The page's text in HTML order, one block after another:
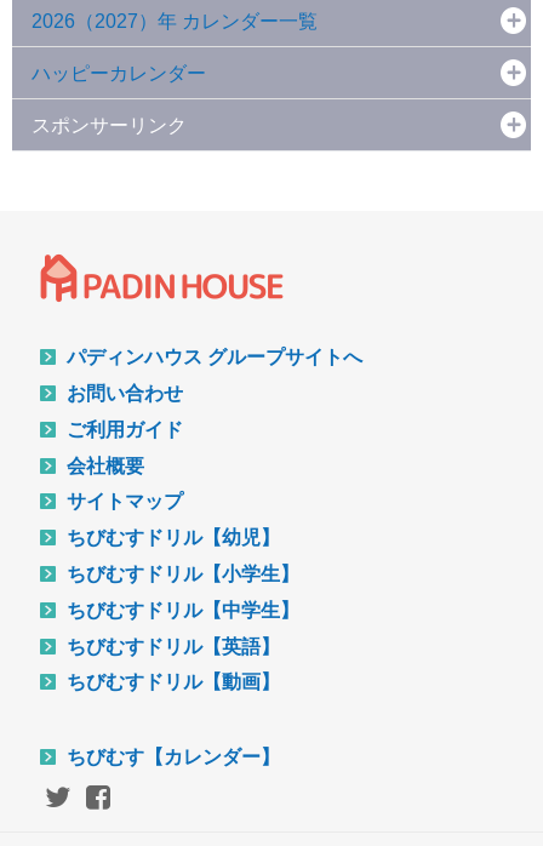
2026（2027）年 カレンダー一覧
ハッピーカレンダー
スポンサーリンク
パディンハウス グループサイトへ
お問い合わせ
ご利用ガイド
会社概要
サイトマップ
ちびむすドリル【幼児】
ちびむすドリル【小学生】
ちびむすドリル【中学生】
ちびむすドリル【英語】
ちびむすドリル【動画】
ちびむす【カレンダー】